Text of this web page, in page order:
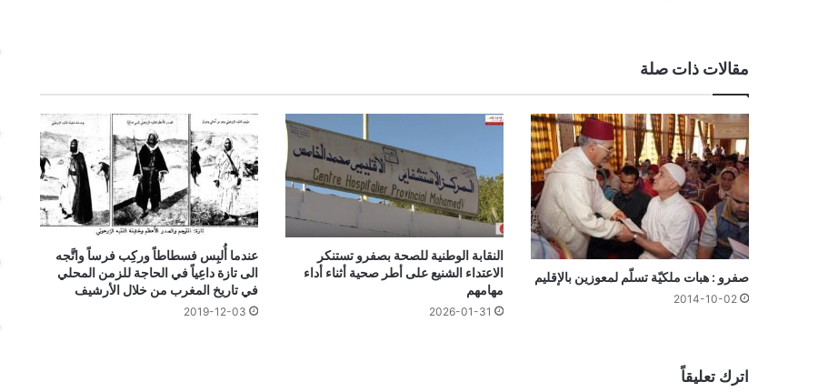
مقالات ذات صلة
صفرو : هبات ملكيّة تسلّم لمعوزين بالإقليم
2014-10-02
النقابة الوطنية للصحة بصفرو تستنكر
الاعتداء الشنيع على أطر صحية أثناء أداء
مهامهم
2026-01-31
عندما أُلبِس فسطاطاً وركِب فرساً واتَّجه
الى تازة داعِياً في الحاجة للزمن المحلي
في تاريخ المغرب من خلال الأرشيف
2019-12-03
اترك تعليقاً